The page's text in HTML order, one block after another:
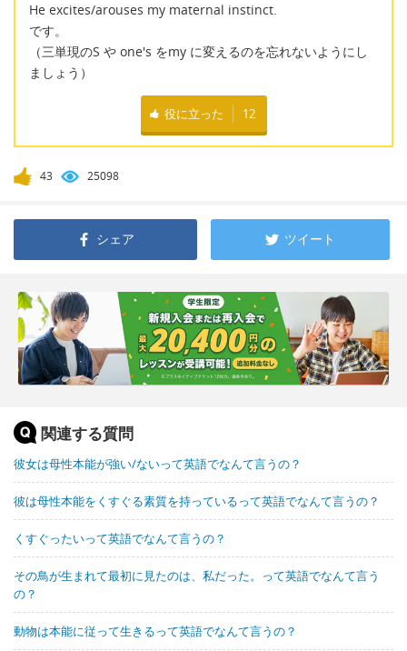
He excites/arouses my maternal instinct.
です。
（三単現のS や one's をmy に変えるのを忘れないようにし
ましょう）
役に立った 12
43 25098
シェア ツイート
関連する質問
彼女は母性本能が強い/ないって英語でなんて言うの？
彼は母性本能をくすぐる素質を持っているって英語でなんて言うの？
くすぐったいって英語でなんて言うの？
その鳥が生まれて最初に見たのは、私だった。って英語でなんて言う
の？
動物は本能に従って生きるって英語でなんて言うの？